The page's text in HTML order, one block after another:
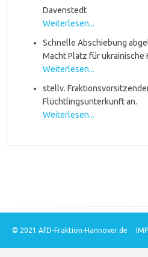
Davenstedt
Weiterlesen...
Schnelle Abschiebung
Macht Platz für ukrainische
Weiterlesen...
stellv.
Flüchtlingsunterkunft an.
Weiterlesen...
© 2021 AfD-Fraktion-Hannover.de